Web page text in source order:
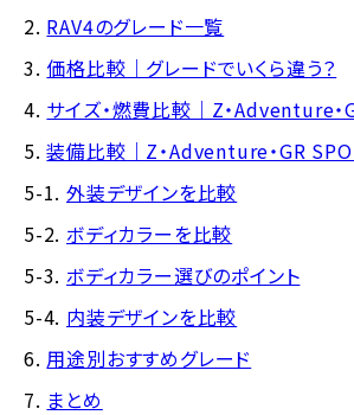
2. RAV4のグレード一覧
3. 価格比較｜グレードでいくら違う？
4. サイズ・燃費比較｜Z・Adventure
5.装備比較｜Z・Adventure・GR
5-1. 外装デザインを比較
5-2. ボディカラーを比較
5-3. ボディカラー選びのポイント
5-4. 内装デザインを比較
6. 用途別おすすめグレード
7. まとめ